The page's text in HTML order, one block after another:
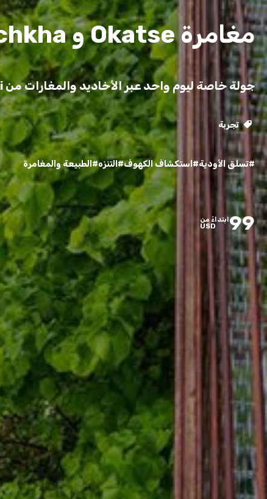
مغامرة Okatse و Kinchkha و Prometheus
جولة خاصة ليوم واحد عبر الأخاديد والمغارات من Kutaisi
تجربة
#تسلق الأودية#استكشاف الكهوف#التنزه#الطبيعة والمغامرة
99ابتداءً من
USD